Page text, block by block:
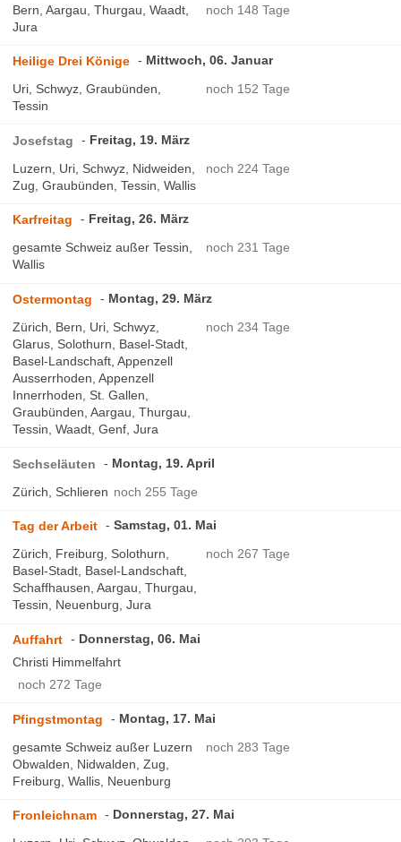
Bern, Aargau, Thurgau, Waadt,
Jura
noch 148 Tage
Heilige Drei Könige
Mittwoch, 06. Januar
Uri, Schwyz, Graubünden,
Tessin
noch 152 Tage
Josefstag
Freitag, 19. März
Luzern, Uri, Schwyz, Nidweiden,
Zug, Graubünden, Tessin, Wallis
noch 224 Tage
Karfreitag
Freitag, 26. März
gesamte Schweiz außer Tessin,
Wallis
noch 231 Tage
Ostermontag
Montag, 29. März
Zürich, Bern, Uri, Schwyz,
Glarus, Solothurn, Basel-Stadt,
Basel-Landschaft, Appenzell
Ausserrhoden, Appenzell
Innerrhoden, St. Gallen,
Graubünden, Aargau, Thurgau,
Tessin, Waadt, Genf, Jura
noch 234 Tage
Sechseläuten
Montag, 19. April
Zürich, Schlieren noch 255 Tage
Tag der Arbeit
Samstag, 01. Mai
Zürich, Freiburg, Solothurn,
Basel-Stadt, Basel-Landschaft,
Schaffhausen, Aargau, Thurgau,
Tessin, Neuenburg, Jura
noch 267 Tage
Auffahrt
Donnerstag, 06. Mai
Christi Himmelfahrt
noch 272 Tage
Pfingstmontag
Montag, 17. Mai
gesamte Schweiz außer Luzern
Obwalden, Nidwalden, Zug,
Freiburg, Wallis, Neuenburg
noch 283 Tage
Fronleichnam
Donnerstag, 27. Mai